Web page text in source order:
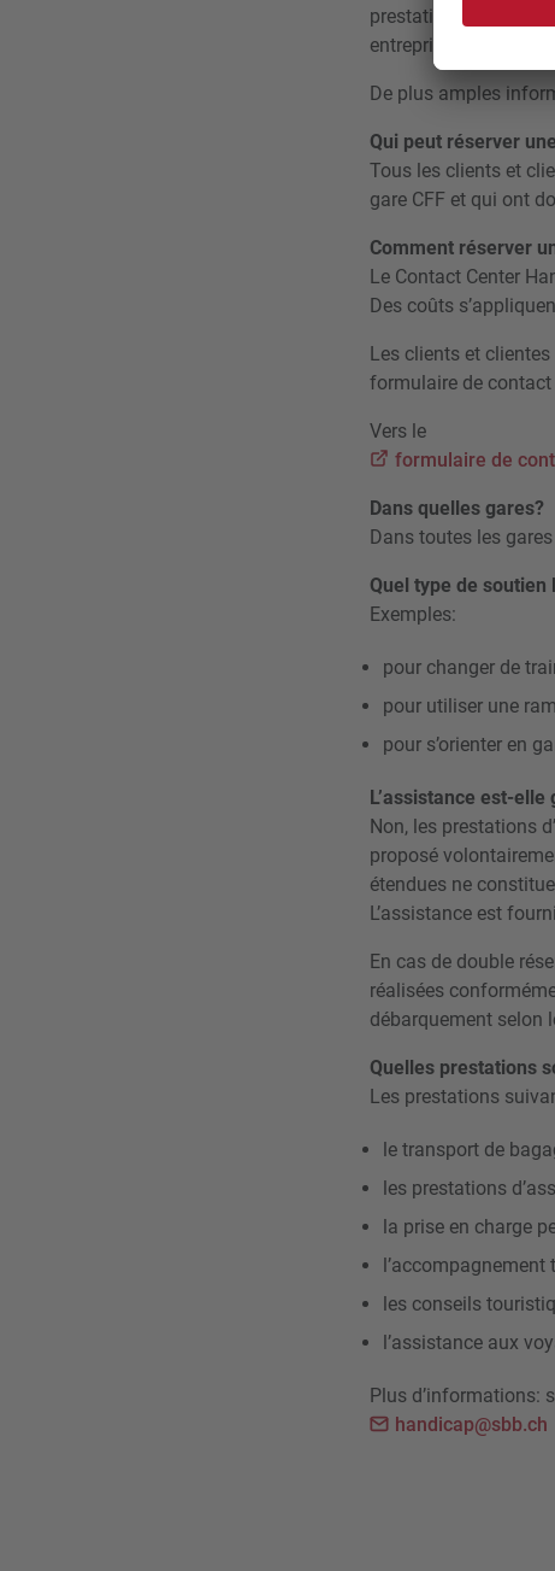
prestations
entreprises de
De plus amples
Qui peut réserver
Tous les clients et
gare CFF et qui ont
Comment réserver
Le Contact Center
Des coûts
Les clients et
formulaire de
Vers le
formulaire de
Dans quelles gares?
Dans toutes les gares
Quel type de
Exemples:
pour changer de
pour utiliser une
pour s’orienter en
L’assistance est-
Non, les prestations
proposé
étendues ne
L’assistance est
En cas de double
réalisées
débarquement selon
Quelles prestations
Les prestations
le transport de
les prestations
la prise en charge
les conseils
l’assistance aux
Plus d’informations:
handicap@sbb.ch